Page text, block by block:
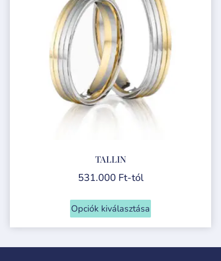
TALLIN
531.000 Ft-tól
Opciók kiválasztása